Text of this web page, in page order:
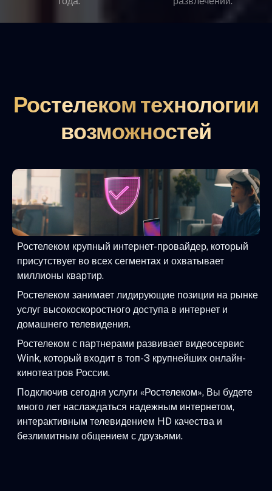
Ростелеком технологии
возможностей
Ростелеком крупный интернет-провайдер, который
присутствует во всех сегментах и охватывает
миллионы квартир.
Ростелеком занимает лидирующие позиции на рынке
услуг высокоскоростного доступа в интернет и
домашнего телевидения.
Ростелеком с партнерами развивает видеосервис
Wink, который входит в топ-3 крупнейших онлайн-
кинотеатров России.
Подключив сегодня услуги «Ростелеком», Вы будете
много лет наслаждаться надежным интернетом,
интерактивным телевидением HD качества и
безлимитным общением с друзьями.